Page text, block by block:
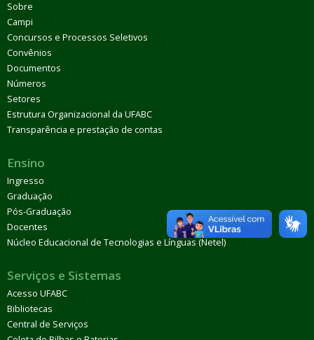
Sobre
Campi
Concursos e Processos Seletivos
Convênios
Documentos
Números
Setores
Estrutura Organizacional da UFABC
Transparência e prestação de contas
Ensino
Ingresso
Graduação
Pós-Graduação
Docentes
Núcleo Educacional de Tecnologias e Línguas (Netel)
Serviços e Sistemas
Acesso UFABC
Bibliotecas
Central de Serviços